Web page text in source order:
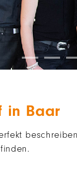
in Baar